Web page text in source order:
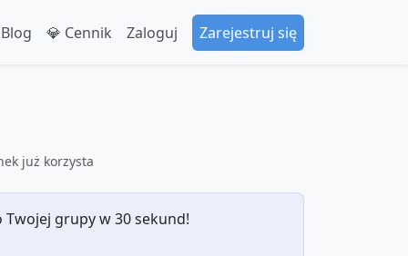
💎 Cennik Zaloguj Zarejestruj się
już korzysta
grupy w 30 sekund!